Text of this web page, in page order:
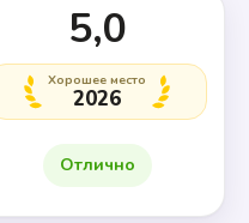
5,0
Хорошее место
2026
Отлично